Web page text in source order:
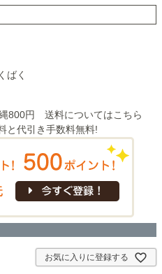
ばく
800円 送料についてはこちら
と代引き手数料無料!
お気に入りに登録する